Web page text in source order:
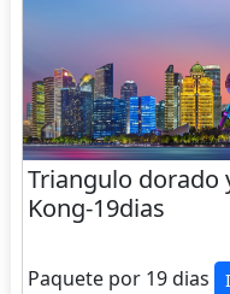
Triangulo dorado
Kong-19dias
Paquete por 19 dias